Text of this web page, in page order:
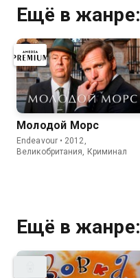
Ещё в жанре:
Молодой Морс
Endeavour • 2012,
Великобритания, Криминал
Ещё в жанре: